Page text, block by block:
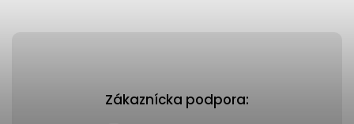
Zákaznícka podpora: